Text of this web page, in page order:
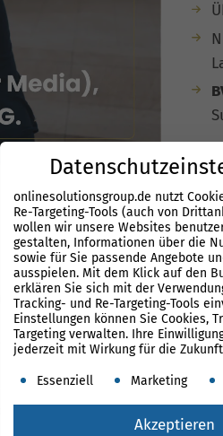
Maßnahme ist in
transparenter als im
jederzeit die
ohne versteckte
onlinesolutionsgroup.de nutzt
Re-Targeting-Tools (auch von
wollen wir unsere Websites
gestalten, Informationen über die
sowie für Sie passende Angebote
ausspielen. Mit dem Klick auf den
erklären Sie sich mit der
Tracking- und Re-Targeting-Tools
Einstellungen können Sie Cookies,
Targeting verwalten. Ihre
jederzeit mit Wirkung für die
Es folgt eine Liste der
Essenziell Marketing
Akzeptieren